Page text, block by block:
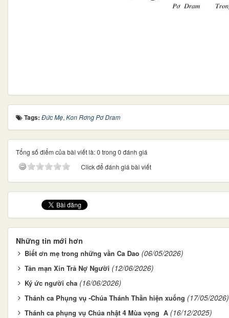
Tags: Đức Mẹ, Kon Rơng Pơ Dram
Tổng số điểm của bài viết là: 0 trong 0 đánh giá
Click để đánh giá bài viết
Những tin mới hơn
Biết ơn mẹ trong những vần Ca Dao (06/05/2026)
Tản mạn Xin Trả Nợ Người (12/06/2026)
Ký ức người cha (16/06/2026)
Thánh ca Phụng vụ -Chúa Thánh Thần hiện xuống (17/05/2026)
Thánh ca phụng vụ Chúa nhật 4 Mùa vọng A (16/12/2025)